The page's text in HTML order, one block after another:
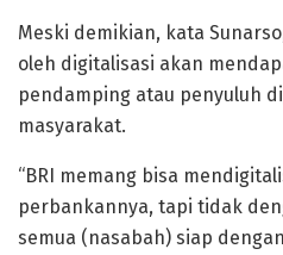
Meski demikian, kata
oleh digitalisasi akan
pendamping atau penyuluh
masyarakat.
“BRI memang bisa
perbankannya, tapi tidak
semua (nasabah) siap